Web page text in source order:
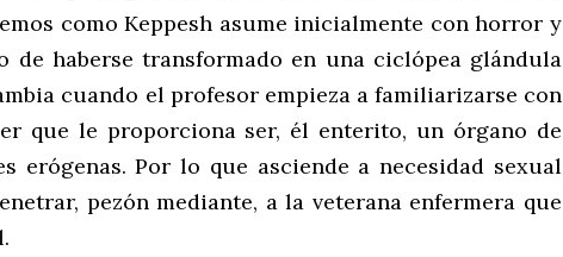
como Keppesh asume inicialmente con horror y
de haberse transformado en una ciclópea glándula
cuando el profesor empieza a familiarizarse con
que le proporciona ser, él enterito, un órgano de
erógenas. Por lo que asciende a necesidad sexual
pezón mediante, a la veterana enfermera que